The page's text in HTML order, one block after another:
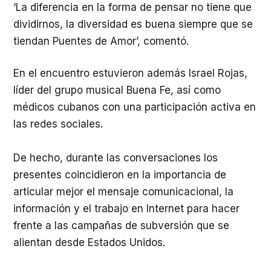
‘La diferencia en la forma de pensar no tiene que
dividirnos, la diversidad es buena siempre que se
tiendan Puentes de Amor’, comentó.
En el encuentro estuvieron además Israel Rojas,
líder del grupo musical Buena Fe, así como
médicos cubanos con una participación activa en
las redes sociales.
De hecho, durante las conversaciones los
presentes coincidieron en la importancia de
articular mejor el mensaje comunicacional, la
información y el trabajo en Internet para hacer
frente a las campañas de subversión que se
alientan desde Estados Unidos.